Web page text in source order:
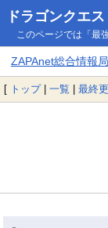
ドラゴンクエ
このページでは「最
ZAPAnet総合情報局
[ トップ| 一覧 | 最終